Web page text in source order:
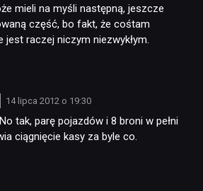
mieli na myśli następną, jeszcze
część, bo fakt, że cośtam
jest raczej niczym niezwykłym.
14 lipca 2012 o 19:30
tak, parę pojazdów i 8 broni w pełni
ciągnięcie kasy za byle co.